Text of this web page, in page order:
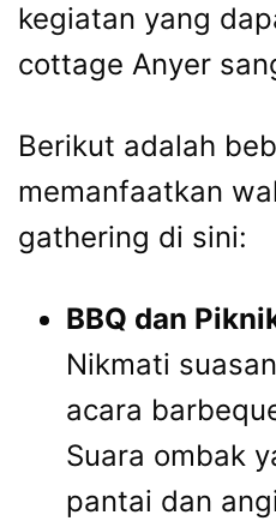
kegiatan yang
cottage Anyer
Berikut adalah
memanfaatkan
gathering di sini:
BBQ dan
Nikmati
acara
Suara ombak
pantai dan